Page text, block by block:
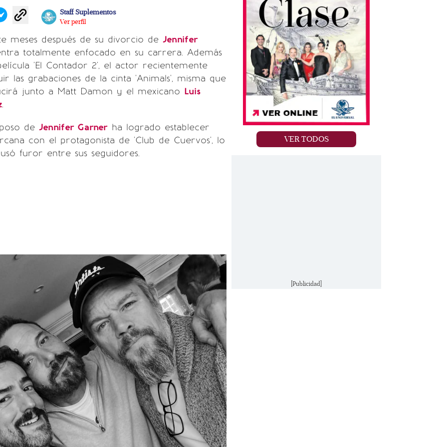
Staff Suplementos
Ver perfil
meses después de su divorcio de Jennifer
totalmente enfocado en su carrera. Además
'El Contador 2', el actor recientemente
las grabaciones de la cinta 'Animals', misma que
junto a Matt Damon y el mexicano Luis
.
de Jennifer Garner ha logrado establecer
con el protagonista de 'Club de Cuervos', lo
furor entre sus seguidores.
VER TODOS
[Publicidad]